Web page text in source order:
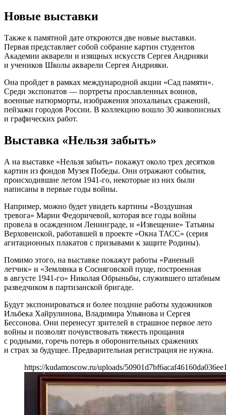
Новые выставки
Также к памятной дате откроются две новые выставки.
Первая представляет собой собрание картин студентов
Академии акварели и изящных искусств Сергея Андрияки
и учеников Школы акварели Сергея Андрияки.
Она пройдет в рамках международной акции «Сад памяти».
Среди экспонатов — портреты прославленных воинов,
военные натюрморты, изображения эпохальных сражений,
пейзажи городов России. В коллекцию вошло 30 живописных
и графических работ.
Выставка «Нельзя забыть»
А на выставке «Нельзя забыть» покажут около трех десятков
картин из фондов Музея Победы. Они отражают события,
происходившие летом 1941-го, некоторые из них были
написаны в первые годы войны.
Например, можно будет увидеть картины «Воздушная
тревога» Марии Федоричевой, которая все годы войны
провела в осажденном Ленинграде, и «Извещение» Татьяны
Верховенской, работавшей в проекте «Окна ТАСС» (серия
агитационных плакатов с призывами к защите Родины).
Помимо этого, на выставке покажут работы «Раненый
летчик» и «Землянка в Сосняговской пуще, построенная
в августе 1941-го» Николая Обрыньбы, служившего штабным
разведчиком в партизанской бригаде.
Будут экспонироваться и более поздние работы художников
Ильбека Хайрулинова, Владимира Ульянова и Сергея
Бессонова. Они перенесут зрителей в страшное первое лето
войны и позволят почувствовать тяжесть прощания
с родными, горечь потерь в оборонительных сражениях
и страх за будущее. Предварительная регистрация не нужна.
https://kudamoscow.ru/uploads/